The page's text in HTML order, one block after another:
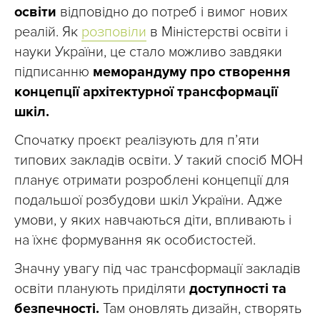
освіти відповідно до потреб і вимог нових
реалій. Як розповіли в Міністерстві освіти і
науки України, це стало можливо завдяки
підписанню меморандуму про створення
концепції архітектурної трансформації
шкіл.
Спочатку проєкт реалізують для п’яти
типових закладів освіти. У такий спосіб МОН
планує отримати розроблені концепції для
подальшої розбудови шкіл України. Адже
умови, у яких навчаються діти, впливають і
на їхнє формування як особистостей.
Значну увагу під час трансформації закладів
освіти планують приділяти доступності та
безпечності. Там оновлять дизайн, створять